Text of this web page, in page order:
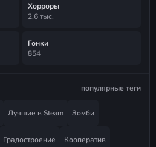
Хорроры
2,6 тыс.
Гонки
854
популярные теги
Лучшие в Steam Зомби
Градостроение Кооператив